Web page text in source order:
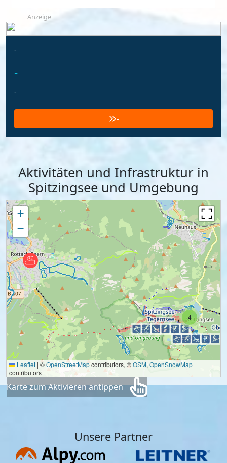
Anzeige
-
-
-
-
Aktivitäten und Infrastruktur in
Spitzingsee und Umgebung
4
+
−
Leaflet | ©OpenStreetMapcontributors, ©OSM,OpenSnowMap
contributors
Karte zum Aktivieren antippen
Unsere Partner